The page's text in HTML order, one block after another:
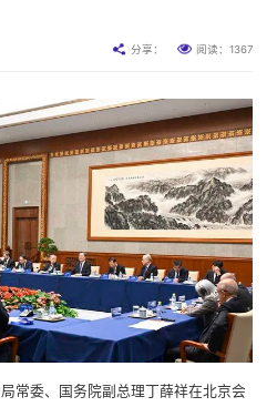
分享： 阅读： 1367
常委、国务院副总理丁薛祥在北京会